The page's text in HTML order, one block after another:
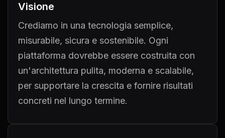
Visione
Crediamo in una tecnologia semplice,
misurabile, sicura e sostenibile. Ogni
piattaforma dovrebbe essere costruita con
un'architettura pulita, moderna e scalabile,
per supportare la crescita e fornire risultati
concreti nel lungo termine.